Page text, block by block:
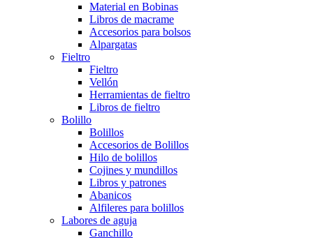
Material en Bobinas
Libros de macrame
Accesorios para bolsos
Alpargatas
Fieltro
Fieltro
Vellón
Herramientas de fieltro
Libros de fieltro
Bolillo
Bolillos
Accesorios de Bolillos
Hilo de bolillos
Cojines y mundillos
Libros y patrones
Abanicos
Alfileres para bolillos
Labores de aguja
Ganchillo